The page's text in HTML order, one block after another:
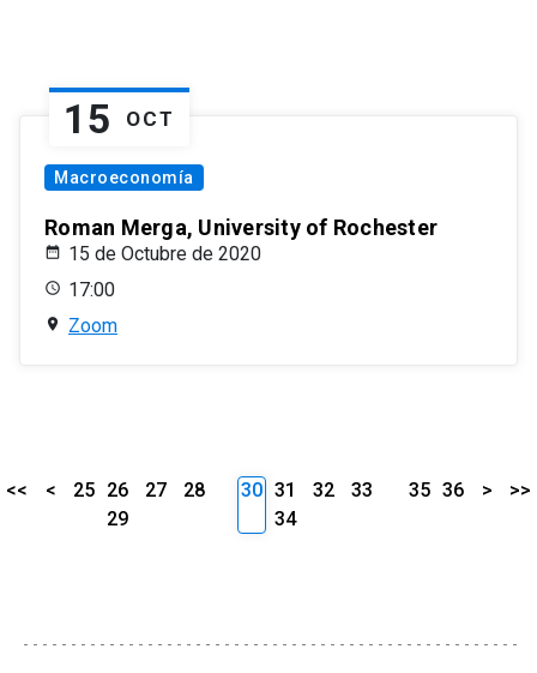
15 OCT
Macroeconomía
Roman Merga, University of Rochester
15 de Octubre de 2020
17:00
Zoom
<< < 25 26 27
28
29
30 31 32
33
34
35 36 > >>